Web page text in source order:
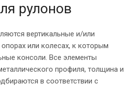
рулонов
вертикальные и/или
или колесах, к которым
консоли. Все элементы
профиля, толщина и
в соответствии с